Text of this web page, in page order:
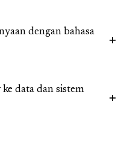
dengan bahasa
data dan sistem